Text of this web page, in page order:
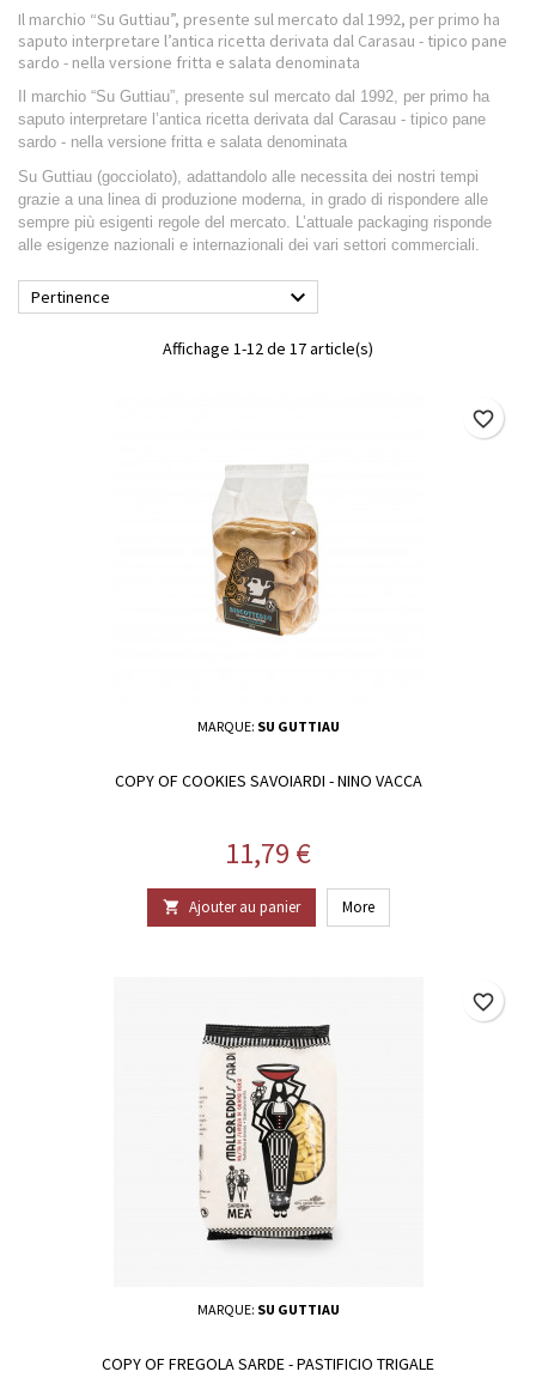
Il marchio “Su Guttiau”, presente sul mercato dal 1992, per primo ha
saputo interpretare l’antica ricetta derivata dal Carasau - tipico pane
sardo - nella versione fritta e salata denominata
Il marchio “Su Guttiau”, presente sul mercato dal 1992, per primo ha
saputo interpretare l’antica ricetta derivata dal Carasau - tipico pane
sardo - nella versione fritta e salata denominata
Su Guttiau (gocciolato), adattandolo alle necessita dei nostri tempi
grazie a una linea di produzione moderna, in grado di rispondere alle
sempre più esigenti regole del mercato. L’attuale packaging risponde
alle esigenze nazionali e internazionali dei vari settori commerciali.
Pertinence 
Affichage 1-12 de 17 article(s)
MARQUE: SU GUTTIAU
COPY OF COOKIES SAVOIARDI - NINO VACCA
Prix
11,79 €
 Ajouter au panier More
favorite_border
MARQUE: SU GUTTIAU
COPY OF FREGOLA SARDE - PASTIFICIO TRIGALE
favorite_border